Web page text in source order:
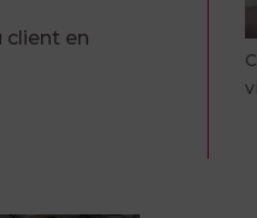
client en